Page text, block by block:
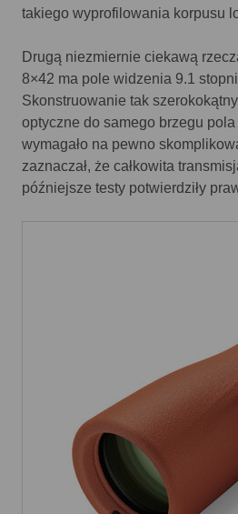
takiego wyprofilowania korpusu
Drugą niezmiernie ciekawą
8×42 ma pole widzenia 9.1
Skonstruowanie tak
optyczne do samego brzegu
wymagało na pewno
zaznaczał, że całkowita
późniejsze testy potwierdziły